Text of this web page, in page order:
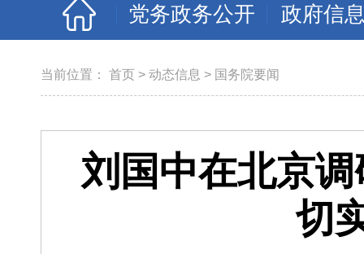
党务政务公开 政府信
当前位置： 首页 > 动态信息 > 国务院要闻
刘国中在北京
切